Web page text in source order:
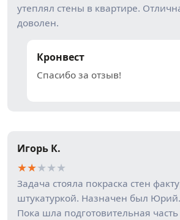
утеплял стены в квартире.
доволен.
Кронвест
Спасибо за отзыв!
Игорь К.
★★★★★
Задача стояла покраска стен
штукатуркой. Назначен был Юрий.
Пока шла подготовительная